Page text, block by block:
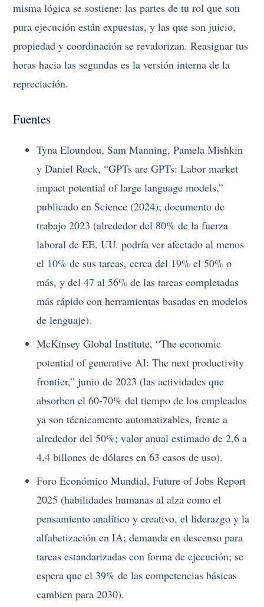
misma lógica se sostiene: las partes de tu rol que son
pura ejecución están expuestas, y las que son juicio,
propiedad y coordinación se revalorizan. Reasignar tus
horas hacia las segundas es la versión interna de la
repreciación.
Fuentes
Tyna Eloundou, Sam Manning, Pamela Mishkin
y Daniel Rock, “GPTs are GPTs: Labor market
impact potential of large language models,”
publicado en Science (2024); documento de
trabajo 2023 (alrededor del 80% de la fuerza
laboral de EE. UU. podría ver afectado al menos
el 10% de sus tareas, cerca del 19% el 50% o
más, y del 47 al 56% de las tareas completadas
más rápido con herramientas basadas en modelos
de lenguaje).
McKinsey Global Institute, “The economic
potential of generative AI: The next productivity
frontier,” junio de 2023 (las actividades que
absorben el 60-70% del tiempo de los empleados
ya son técnicamente automatizables, frente a
alrededor del 50%; valor anual estimado de 2,6 a
4,4 billones de dólares en 63 casos de uso).
Foro Económico Mundial, Future of Jobs Report
2025 (habilidades humanas al alza como el
pensamiento analítico y creativo, el liderazgo y la
alfabetización en IA; demanda en descenso para
tareas estandarizadas con forma de ejecución; se
espera que el 39% de las competencias básicas
cambien para 2030).